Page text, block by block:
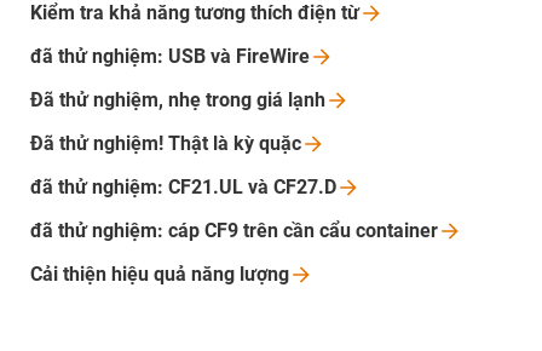
Kiểm tra khả năng tương thích điện từ
đã thử nghiệm: USB và FireWire
Đã thử nghiệm, nhẹ trong giá lạnh
Đã thử nghiệm! Thật là kỳ quặc
đã thử nghiệm: CF21.UL và CF27.D
đã thử nghiệm: cáp CF9 trên cần cẩu container
Cải thiện hiệu quả năng lượng